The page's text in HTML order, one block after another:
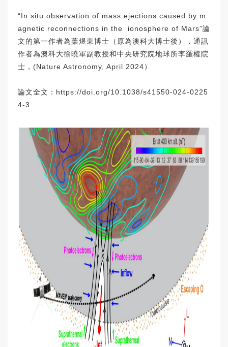
“In situ observation of mass ejections caused by m
agnetic reconnections in the ionosphere of Mars”論
文的第一作者為葉煜東博士（原為澳科大博士後），通訊
作者為澳科大徐曉軍副教授和中央研究院地球所李羅權院
士，(Nature Astronomy, April 2024）
論文全文： https://doi.org/10.1038/s41550-024-0225
4-3